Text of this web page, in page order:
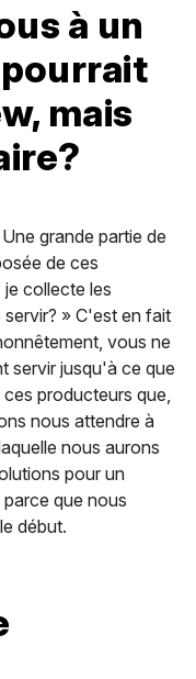
à un
mais
grande partie de
de ces
je collecte les
» C'est en fait
vous ne
servir jusqu'à ce que
producteurs que,
nous attendre à
nous aurons
pour un
que nous
début.